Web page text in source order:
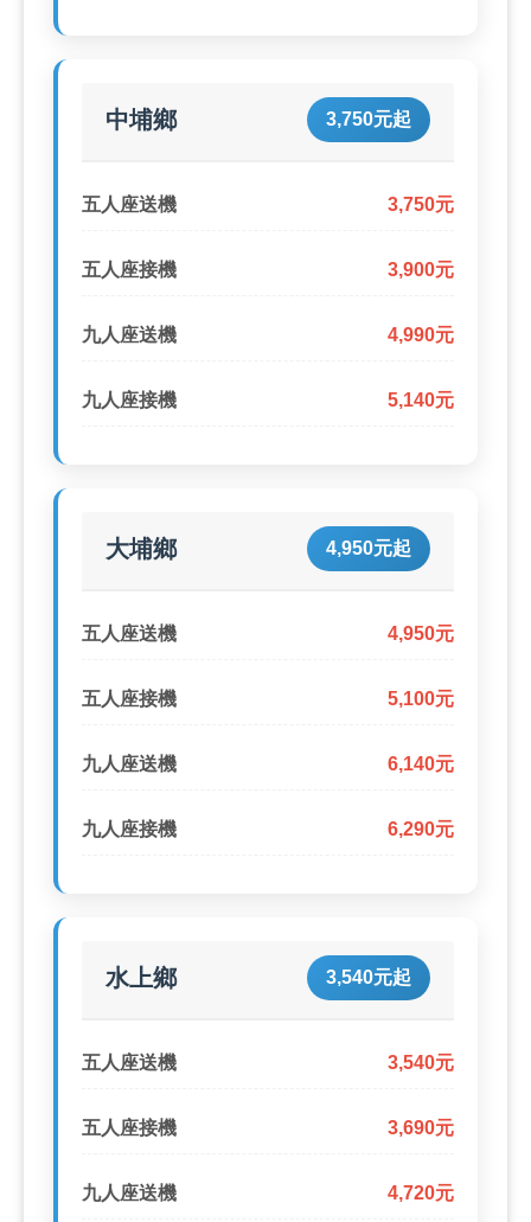
中埔鄉 3,750元起
五人座送機 3,750元
五人座接機 3,900元
九人座送機 4,990元
九人座接機 5,140元
大埔鄉 4,950元起
五人座送機 4,950元
五人座接機 5,100元
九人座送機 6,140元
九人座接機 6,290元
水上鄉 3,540元起
五人座送機 3,540元
五人座接機 3,690元
九人座送機 4,720元